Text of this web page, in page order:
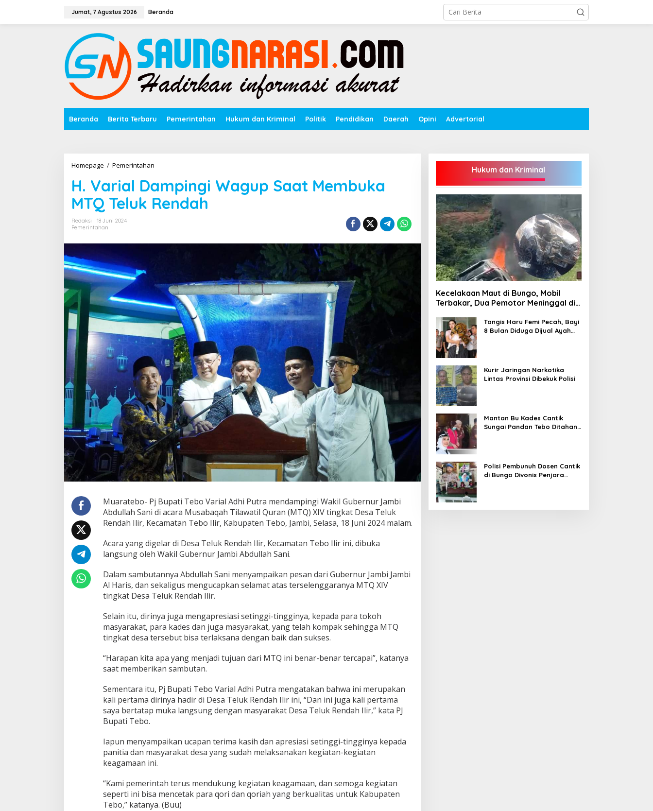
Jumat, 7 Agustus 2026 Beranda
Beranda Berita Terbaru Pemerintahan Hukum dan Kriminal Politik Pendidikan Daerah Opini Advertorial
Homepage / Pemerintahan
Dampingi
Wagup
Saat
Membuka
H. Varial Dampingi Wagup Saat Membuka
MTQ Teluk Rendah
Redaksi
18 Juni 2024
Pemerintahan
Muaratebo- Pj Bupati Tebo Varial Adhi Putra mendampingi Wakil Gubernur Jambi
Abdullah Sani di acara Musabaqah Tilawatil Quran (MTQ) XIV tingkat Desa Teluk
Rendah Ilir, Kecamatan Tebo Ilir, Kabupaten Tebo, Jambi, Selasa, 18 Juni 2024 malam.
Acara yang digelar di Desa Teluk Rendah Ilir, Kecamatan Tebo Ilir ini, dibuka
langsung oleh Wakil Gubernur Jambi Abdullah Sani.
Dalam sambutannya Abdullah Sani menyampaikan pesan dari Gubernur Jambi Jambi
Al Haris, dan sekaligus mengucapkan selamat atas terselenggaranya MTQ XIV
tingkat Desa Teluk Rendah Ilir.
Selain itu, dirinya juga mengapresiasi setinggi-tingginya, kepada para tokoh
masyarakat, para kades dan juga masyarakat, yang telah kompak sehingga MTQ
tingkat desa tersebut bisa terlaksana dengan baik dan sukses.
“Harapan kita apa yang menjadi tujuan dari MTQ ini benar-benar tercapai”, katanya
saat memberikan sambutan.
Sementara itu, Pj Bupati Tebo Varial Adhi Putra mengatakan bahwa ini merupakan
kali pertama dirinya hadir di Desa Teluk Rendah Ilir ini, “Dan ini juga kali pertama
saya bertatap muka langsung dengan masyarakat Desa Teluk Rendah Ilir,” kata PJ
Bupati Tebo.
Iapun menyampaikan ucapan terima kasih dan apresiasi setinggi-tingginya kepada
panitia dan masyarakat desa yang sudah melaksanakan kegiatan-kegiatan
keagamaan ini.
“Kami pemerintah terus mendukung kegiatan keagamaan, dan semoga kegiatan
seperti ini bisa mencetak para qori dan qoriah yang berkualitas untuk Kabupaten
Tebo,” katanya. (Buu)
Hukum dan Kriminal
Kecelakaan Maut di Bungo, Mobil
Terbakar, Dua Pemotor Meninggal di
Tangis Haru Femi Pecah, Bayi
8 Bulan Diduga Dijual Ayah
Kurir Jaringan Narkotika
Lintas Provinsi Dibekuk Polisi
Mantan Bu Kades Cantik
Sungai Pandan Tebo Ditahan,
Polisi Pembunuh Dosen Cantik
di Bungo Divonis Penjara